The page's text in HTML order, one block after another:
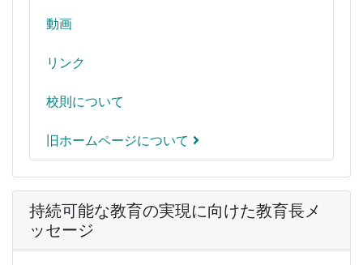
動画
リンク
校則について
旧ホームページについて
持続可能な教育の実現に向けた教育長メ
ッセージ